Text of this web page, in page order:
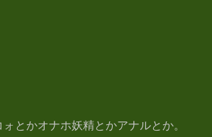
とかオナホ妖精とかアナルとか。